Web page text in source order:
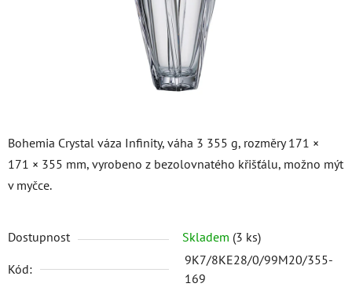
Bohemia Crystal váza Infinity, váha 3 355 g, rozměry 171 ×
171 × 355 mm, vyrobeno z bezolovnatého křišťálu, možno mýt
v myčce.
Dostupnost Skladem (3 ks)
Kód:
9K7/8KE28/0/99M20/355-
169